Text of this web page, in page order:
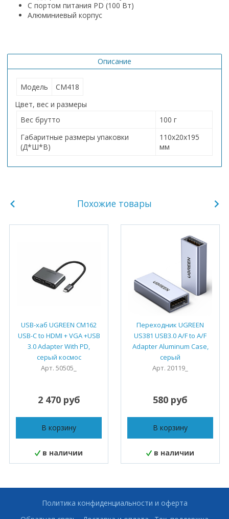
С портом питания PD (100 Вт)
Алюминиевый корпус
Описание
Модель
CM418
Цвет, вес и размеры
Вес брутто
100 г
Габаритные размеры упаковки
(Д*Ш*В)
110х20х195
мм
Похожие товары
USB-хаб UGREEN CM162
USB-C to HDMI + VGA +USB
3.0 Adapter With PD,
серый космос
Арт. 50505_
2 470 руб
В корзину
в наличии
Переходник UGREEN
US381 USB3.0 A/F to A/F
Adapter Aluminum Case,
серый
Арт. 20119_
580 руб
В корзину
в наличии
Политика конфиденциальности и оферта